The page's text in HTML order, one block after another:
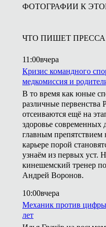
ФОТОГРАФИИ К
ЧТО ПИШЕТ ПРЕССА
11:00вчера
Кризис командного
медкомиссия и
В то время как юные
различные первенства
отсеиваются ещё на
здоровье современных
главным препятствием
карьере порой
узнаём из первых уст.
кинешемский тренер
Андрей Воронов.
10:00вчера
Механик против
лет